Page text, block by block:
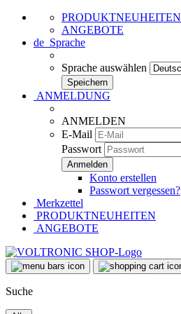
PRODUKTNEUHEITEN
ANGEBOTE
de Sprache
Sprache auswählen
ANMELDUNG
ANMELDEN
E-Mail
Passwort
Konto erstellen
Passwort vergessen?
Merkzettel
PRODUKTNEUHEITEN
ANGEBOTE
Suche